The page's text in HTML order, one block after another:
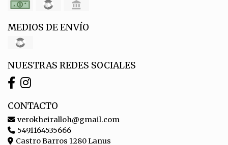
MEDIOS DE ENVÍO
NUESTRAS REDES SOCIALES
CONTACTO
verokheiralloh@gmail.com
5491164535666
Castro Barros 1280 Lanus